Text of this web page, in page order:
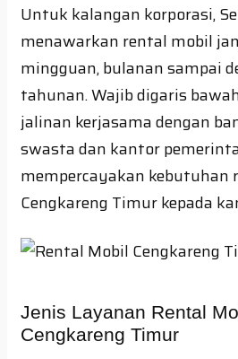
Untuk kalangan korporasi,
menawarkan rental mobil
mingguan, bulanan sampai
tahunan. Wajib digaris
jalinan kerjasama dengan
swasta dan kantor
mempercayakan kebutuhan
Cengkareng Timur kepada
Jenis Layanan Rental
Cengkareng Timur